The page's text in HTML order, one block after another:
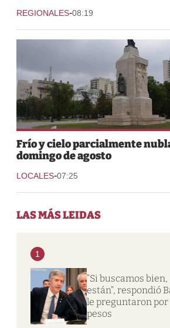
REGIONALES-08:19
Frío y cielo parcialmente
domingo de agosto
LOCALES-07:25
LAS MÁS LEIDAS
1
“Si buscamos
están”, respondió
le preguntaron por
pesos